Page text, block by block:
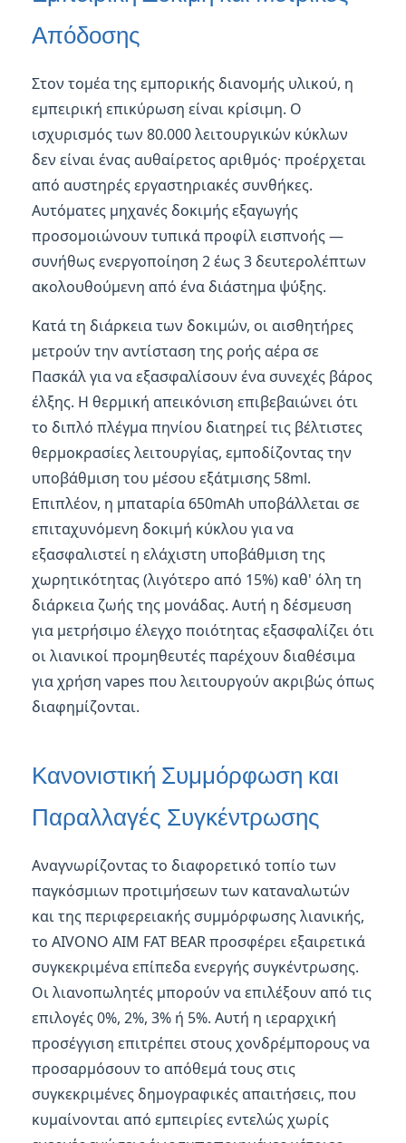
Απόδοσης
Στον τομέα της εμπορικής διανομής υλικού, η
εμπειρική επικύρωση είναι κρίσιμη. Ο
ισχυρισμός των 80.000 λειτουργικών κύκλων
δεν είναι ένας αυθαίρετος αριθμός· προέρχεται
από αυστηρές εργαστηριακές συνθήκες.
Αυτόματες μηχανές δοκιμής εξαγωγής
προσομοιώνουν τυπικά προφίλ εισπνοής —
συνήθως ενεργοποίηση 2 έως 3 δευτερολέπτων
ακολουθούμενη από ένα διάστημα ψύξης.
Κατά τη διάρκεια των δοκιμών, οι αισθητήρες
μετρούν την αντίσταση της ροής αέρα σε
Πασκάλ για να εξασφαλίσουν ένα συνεχές βάρος
έλξης. Η θερμική απεικόνιση επιβεβαιώνει ότι
το διπλό πλέγμα πηνίου διατηρεί τις βέλτιστες
θερμοκρασίες λειτουργίας, εμποδίζοντας την
υποβάθμιση του μέσου εξάτμισης 58ml.
Επιπλέον, η μπαταρία 650mAh υποβάλλεται σε
επιταχυνόμενη δοκιμή κύκλου για να
εξασφαλιστεί η ελάχιστη υποβάθμιση της
χωρητικότητας (λιγότερο από 15%) καθ' όλη τη
διάρκεια ζωής της μονάδας. Αυτή η δέσμευση
για μετρήσιμο έλεγχο ποιότητας εξασφαλίζει ότι
οι λιανικοί προμηθευτές παρέχουν διαθέσιμα
για χρήση vapes που λειτουργούν ακριβώς όπως
διαφημίζονται.
Κανονιστική Συμμόρφωση και
Παραλλαγές Συγκέντρωσης
Αναγνωρίζοντας το διαφορετικό τοπίο των
παγκόσμιων προτιμήσεων των καταναλωτών
και της περιφερειακής συμμόρφωσης λιανικής,
το AIVONO AIM FAT BEAR προσφέρει εξαιρετικά
συγκεκριμένα επίπεδα ενεργής συγκέντρωσης.
Οι λιανοπωλητές μπορούν να επιλέξουν από τις
επιλογές 0%, 2%, 3% ή 5%. Αυτή η ιεραρχική
προσέγγιση επιτρέπει στους χονδρέμπορους να
προσαρμόσουν το απόθεμά τους στις
συγκεκριμένες δημογραφικές απαιτήσεις, που
κυμαίνονται από εμπειρίες εντελώς χωρίς